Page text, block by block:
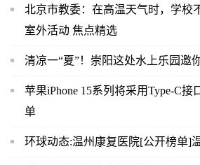
北京市教委：在高温天气时，学校
室外活动 焦点精选
清凉一“夏”！崇阳这处水上乐园邀
苹果iPhone 15系列将采用Type-C
单
环球动态:温州康复医院[公开榜单]